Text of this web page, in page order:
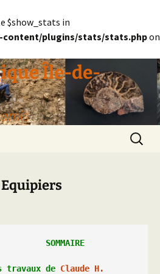
$show_stats in
content/plugins/stats/stats.phpon
Île-de-
Equipiers
travaux de Claude H.